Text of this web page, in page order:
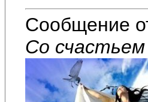
Сообщение
Со